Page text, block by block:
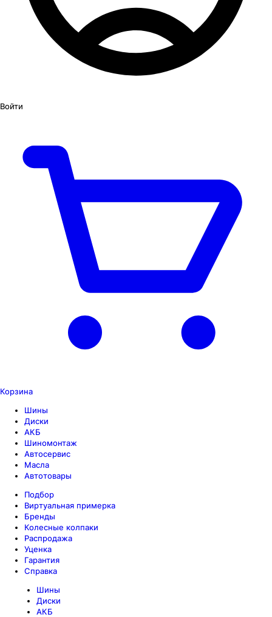
Войти
Корзина
Шины
Диски
АКБ
Шиномонтаж
Автосервис
Масла
Автотовары
Подбор
Виртуальная примерка
Бренды
Колесные колпаки
Распродажа
Уценка
Гарантия
Справка
Шины
Диски
АКБ